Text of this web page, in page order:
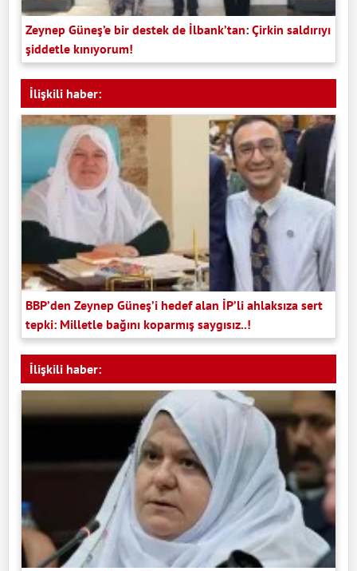
Zeynep Güneş’e bir destek de İlbank’tan: Çirkin saldırıyı
şiddetle kınıyorum!
İlişkili haber:
BBP’den Zeynep Güneş’i hedef alan İP’li ahlaksıza sert
tepki: Milletle bağını koparmış saygısız..!
İlişkili haber: